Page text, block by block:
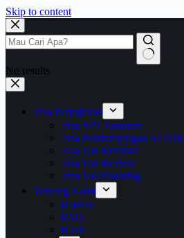
Skip to content
No results
Jasa Perpajakan
Jasa SPT Tahunan
Jasa Pendampingan SP2DK
Jasa Tax Retainer
Jasa Tax Review
Jasa Tax Planning
Tentang Kami
Kontak
FAQ
Karir